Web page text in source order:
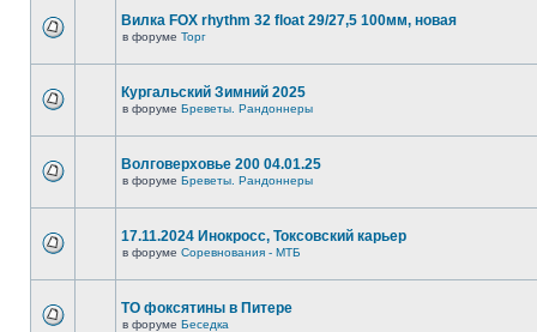
Вилка FOX rhythm 32 float 29/27,5 100мм, новая
в форуме Торг
Кургальский Зимний 2025
в форуме Бреветы. Рандоннеры
Волговерховье 200 04.01.25
в форуме Бреветы. Рандоннеры
17.11.2024 Инокросс, Токсовский карьер
в форуме Соревнования - МТБ
ТО фоксятины в Питере
в форуме Беседка